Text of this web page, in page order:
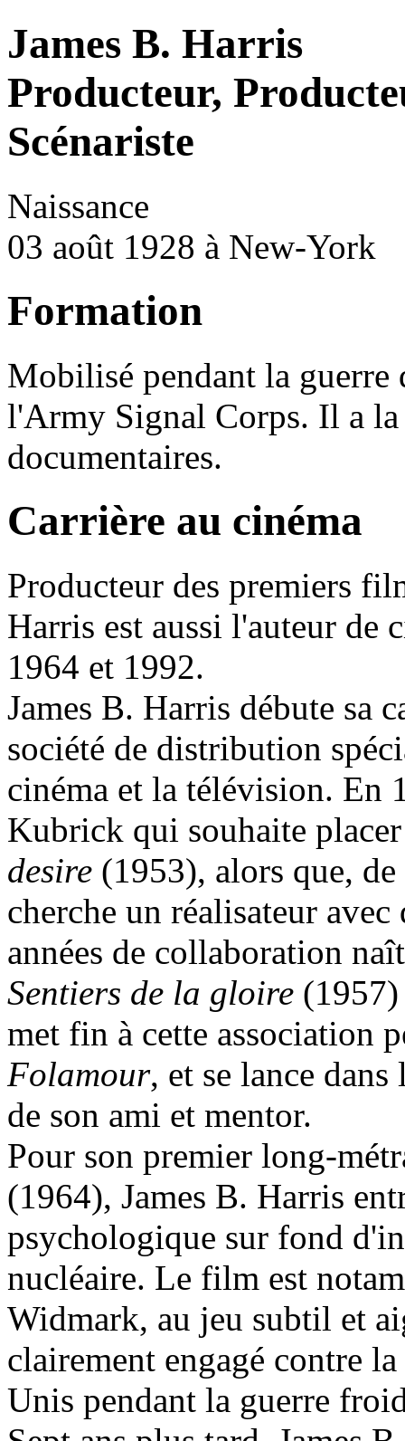
James B. Harris
Producteur,
Scénariste
Naissance
03 août 1928 à New-York
Formation
Mobilisé pendant la guerre
l'Army Signal Corps. Il a la
documentaires.
Carrière au cinéma
Producteur des premiers
Harris est aussi l'auteur de
1964 et 1992.
James B. Harris débute sa
société de distribution
cinéma et la télévision. En
Kubrick qui souhaite
desire (1953), alors que,
cherche un réalisateur
années de collaboration
Sentiers de la gloire
met fin à cette association
Folamour, et se lance
de son ami et mentor.
Pour son premier long-
(1964), James B. Harris
psychologique sur fond
nucléaire. Le film est
Widmark, au jeu subtil et
clairement engagé contre
Unis pendant la guerre